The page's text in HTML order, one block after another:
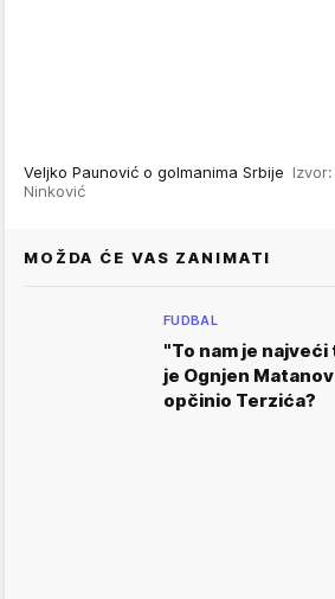
Veljko Paunović o golmanima Srbije
Ninković
MOŽDA ĆE VAS ZANIMATI
FUDBAL
"To nam je
je Ognjen
opčinio Terzića?